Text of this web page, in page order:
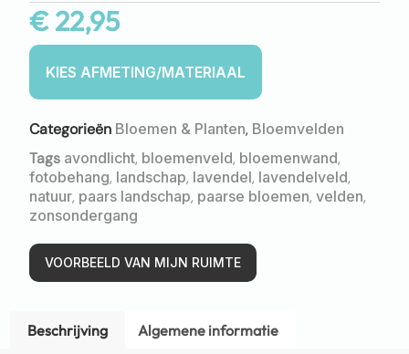
€22,95
Categorieën Bloemen & Planten, Bloemvelden
Tags avondlicht, bloemenveld, bloemenwand,
fotobehang, landschap, lavendel, lavendelveld,
natuur, paars landschap, paarse bloemen, velden,
zonsondergang
VOORBEELD VAN MIJN RUIMTE
Beschrijving Algemene informatie